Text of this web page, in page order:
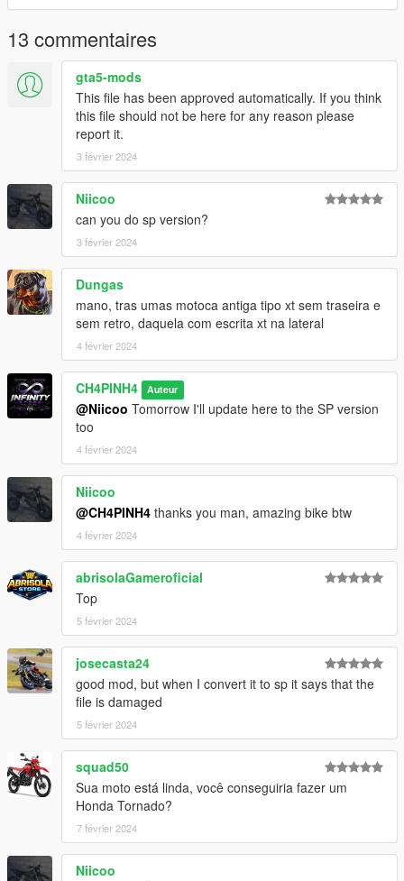
13 commentaires
gta5-mods
This file has been approved automatically. If you think
this file should not be here for any reason please
report it.
3 février 2024
Niicoo
can you do sp version?
3 février 2024
Dungas
mano, tras umas motoca antiga tipo xt sem traseira e
sem retro, daquela com escrita xt na lateral
4 février 2024
CH4PINH4 Auteur
@Niicoo Tomorrow I'll update here to the SP version
too
4 février 2024
Niicoo
@CH4PINH4 thanks you man, amazing bike btw
4 février 2024
abrisolaGameroficial
Top
5 février 2024
josecasta24
good mod, but when I convert it to sp it says that the
file is damaged
5 février 2024
squad50
Sua moto está linda, você conseguiria fazer um
Honda Tornado?
7 février 2024
Niicoo